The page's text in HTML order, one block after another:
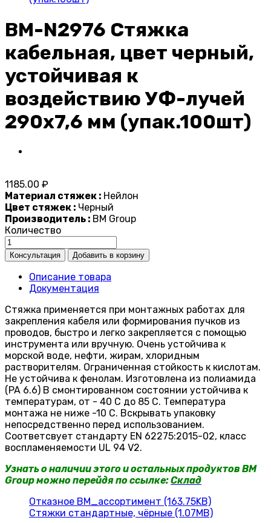
BM-N2976 Стяжка
кабельная, цвет черный,
устойчивая к
воздействию УФ-лучей
290x7,6 мм (упак.100шт)
1185.00 ₽
Материал стяжек : Нейлон
Цвет стяжек : Черный
Производитель : BM Group
Количество
Описание товара
Документация
Стяжка применяется при монтажных работах для
закрепления кабеля или формирования пучков из
проводов, быстро и легко закрепляется с помощью
инструмента или вручную. Очень устойчива к
морской воде, нефти, жирам, хлоридным
растворителям. Ограниченная стойкость к кислотам.
Не устойчива к фенолам. Изготовлена из полиамида
(PA 6.6) В смонтированном состоянии устойчива к
температурам, от - 40 C до 85 C. Температура
монтажа не ниже -10 C. Вскрывать упаковку
непосредственно перед использованием.
Соответсвует стандарту EN 62275:2015-02, класс
воспламеняемости UL 94 V2.
Узнать о наличии этого и остальных продуктов BM
Group можно перейдя по ссылке:Склад
Отказное BM_ассортимент (163.75KB)
Стяжки стандартные, чёрные (1.07MB)